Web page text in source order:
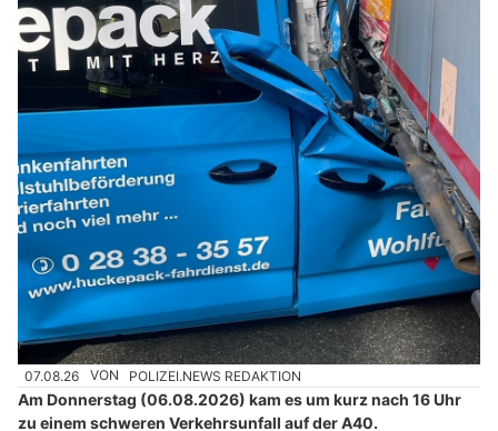
07.08.26 VON POLIZEI.NEWS REDAKTION
Am Donnerstag (06.08.2026) kam es um kurz nach 16 Uhr
zu einem schweren Verkehrsunfall auf der A40.